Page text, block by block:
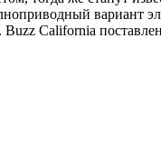
вариант
California